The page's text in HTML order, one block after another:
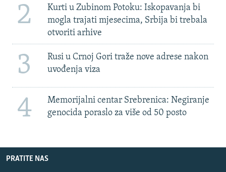
2
Kurti u Zubinom Potoku: Iskopavanja bi
mogla trajati mjesecima, Srbija bi trebala
otvoriti arhive
3
Rusi u Crnoj Gori traže nove adrese nakon
uvođenja viza
4
Memorijalni centar Srebrenica: Negiranje
genocida poraslo za više od 50 posto
PRATITE NAS